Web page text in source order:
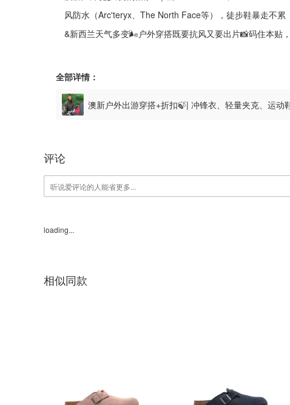
风防水（Arc'teryx、The North Face等），徒步鞋暴走不
&新西兰天气多变🌬️户外穿搭既要抗风又要出片📸码住本贴
全部详情：
澳新户外出游穿搭+折扣🍃| 冲锋衣、轻量夹克、运动
评论
loading...
相似同款